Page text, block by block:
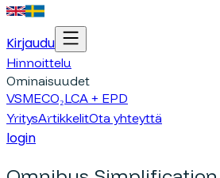
Kirjaudu
Hinnoittelu
Ominaisuudet
VSMECO₂LCA + EPD
YritysArtikkelitOta yhteyttä
login